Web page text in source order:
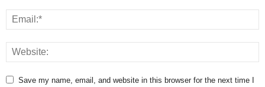
Save my name, email, and website in this browser for the next time I